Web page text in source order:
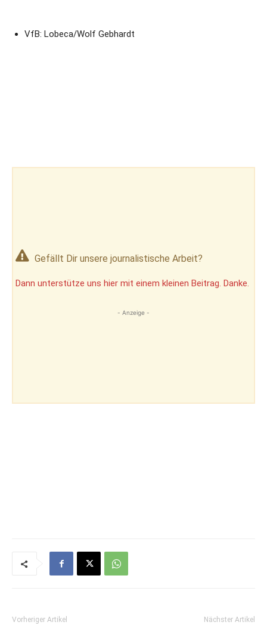
VfB: Lobeca/Wolf Gebhardt
Gefällt Dir unsere journalistische Arbeit?
Dann unterstütze uns hier mit einem kleinen Beitrag. Danke.
- Anzeige -
Vorheriger Artikel Nächster Artikel